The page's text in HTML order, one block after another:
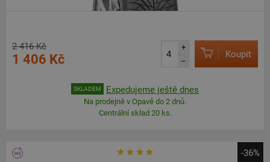
2 416 Kč
1 406 Kč
+
–
Koupit
SKLADEM Expedujeme ještě dnes
Na prodejně v Opavě do 2 dnů.
Centrální sklad 20 ks.
-36%